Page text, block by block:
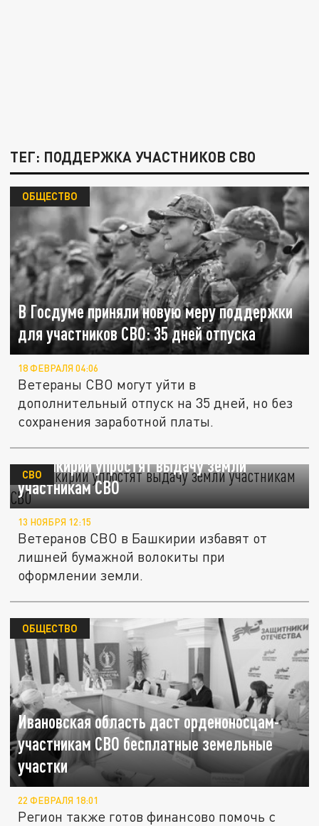
ТЕГ: ПОДДЕРЖКА УЧАСТНИКОВ СВО
В Госдуме приняли новую меру поддержки
для участников СВО: 35 дней отпуска
ОБЩЕСТВО
18 ФЕВРАЛЯ 04:06
Ветераны СВО могут уйти в
дополнительный отпуск на 35 дней, но без
сохранения заработной платы.
В Башкирии упростят выдачу земли
участникам СВО
СВО
13 НОЯБРЯ 12:15
Ветеранов СВО в Башкирии избавят от
лишней бумажной волокиты при
оформлении земли.
Ивановская область даст орденоносцам-
участникам СВО бесплатные земельные
участки
ОБЩЕСТВО
22 ФЕВРАЛЯ 18:01
Регион также готов финансово помочь с